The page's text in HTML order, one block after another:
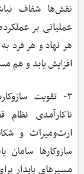
نقش‌ها شفاف
عملیاتی بر
هر نهاد و هر فرد
افزایش یابد و هم
۳- تقویت
ناکارآمدی
ارث‌ومیراث و
سازوکارها
مسیرهای پایدار